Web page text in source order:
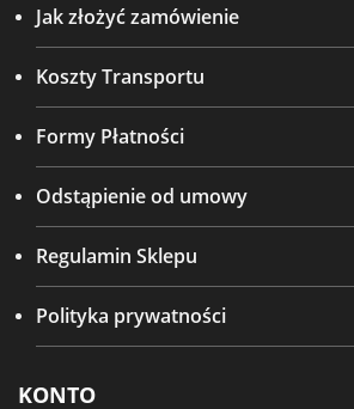
Jak złożyć zamówienie
Koszty Transportu
Formy Płatności
Odstąpienie od umowy
Regulamin Sklepu
Polityka prywatności
KONTO